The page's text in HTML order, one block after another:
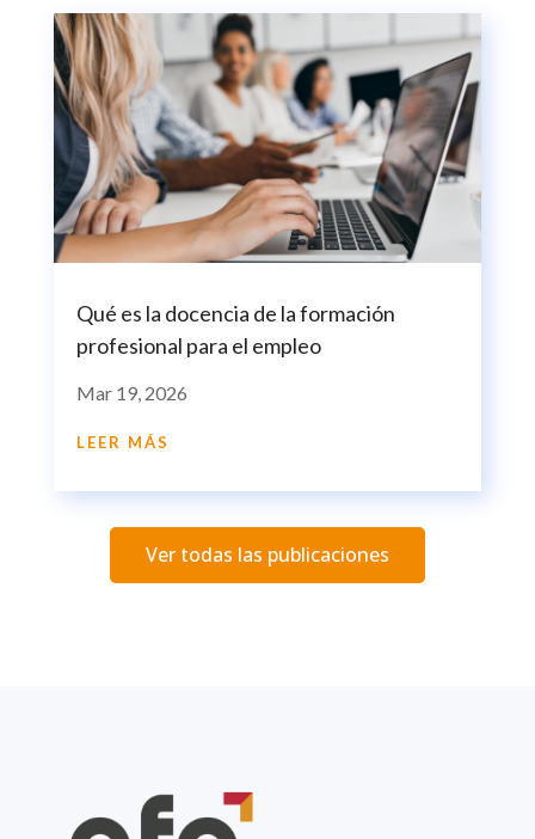
Qué es la docencia de la formación
profesional para el empleo
Mar 19, 2026
LEER MÁS
Ver todas las publicaciones